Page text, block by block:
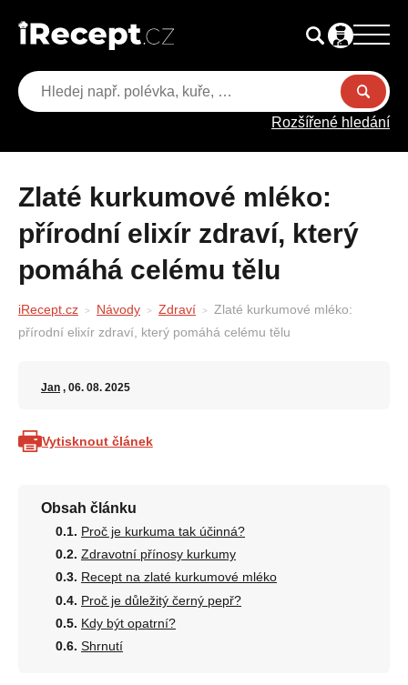
Rozšířené hledání
Zlaté kurkumové mléko:
přírodní elixír zdraví, který
pomáhá celému tělu
iRecept.cz Návody Zdraví
Zlaté kurkumové mléko:
přírodní elixír zdraví, který pomáhá celému tělu
Jan , 06. 08. 2025
Vytisknout článek
Obsah článku
Proč je kurkuma tak účinná?
Zdravotní přínosy kurkumy
Recept na zlaté kurkumové mléko
Proč je důležitý černý pepř?
Kdy být opatrní?
Shrnutí